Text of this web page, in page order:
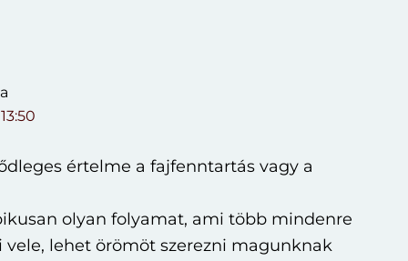
értelme a fajfenntartás vagy a
olyan folyamat, ami több mindenre
vele, lehet örömöt szerezni magunknak